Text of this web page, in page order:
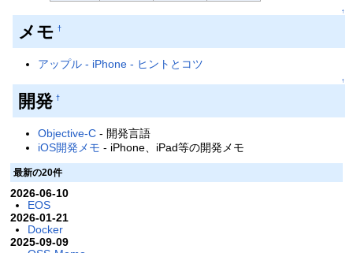
↑
メモ †
アップル - iPhone - ヒントとコツ
↑
開発 †
Objective-C - 開発言語
iOS開発メモ - iPhone、iPad等の開発メモ
最新の20件
2026-06-10
EOS
2026-01-21
Docker
2025-09-09